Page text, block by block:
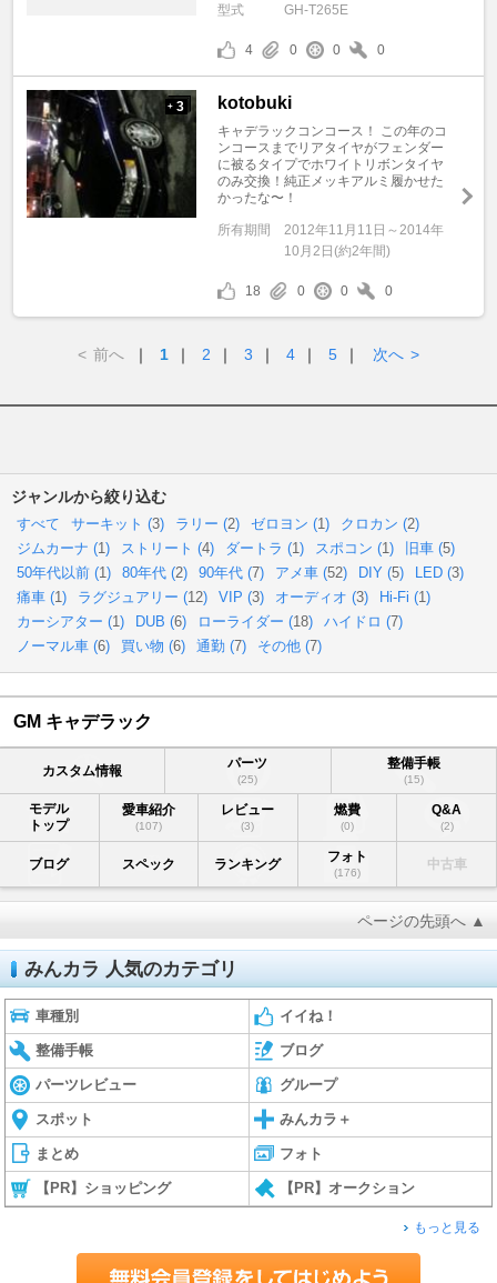
型式 GH-T265E
4 0 0 0
+ 3 kotobuki
キャデラックコンコース！ この年のコ
ンコースまでリアタイヤがフェンダー
に被るタイプでホワイトリボンタイヤ
のみ交換！純正メッキアルミ履かせた
かったな〜！
所有期間
2012年11月11日～2014年
10月2日(約2年間)
18 0 0 0
< 前へ ｜ 1 ｜ 2 ｜ 3 ｜ 4 ｜ 5 ｜ 次へ >
ジャンルから絞り込む
すべて サーキット (3) ラリー (2) ゼロヨン (1) クロカン (2)
ジムカーナ (1) ストリート (4) ダートラ (1) スポコン (1) 旧車 (5)
50年代以前 (1) 80年代 (2) 90年代 (7) アメ車 (52) DIY (5) LED (3)
痛車 (1) ラグジュアリー (12) VIP (3) オーディオ (3) Hi-Fi (1)
カーシアター (1) DUB (6) ローライダー (18) ハイドロ (7)
ノーマル車 (6) 買い物 (6) 通勤 (7) その他 (7)
GM キャデラック
カスタム情報 パーツ
(25)
整備手帳
(15)
モデル
トップ
愛車紹介
(107)
レビュー
(3)
燃費
(0)
Q&A
(2)
ブログ スペック ランキング フォト
(176)
中古車
ページの先頭へ ▲
みんカラ 人気のカテゴリ
車種別 イイね！
整備手帳 ブログ
パーツレビュー グループ
スポット みんカラ＋
まとめ フォト
【PR】ショッピング 【PR】オークション
もっと見る